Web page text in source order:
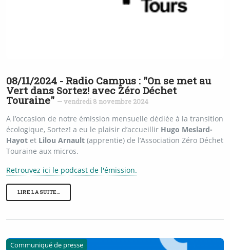
08/11/2024 - Radio Campus : "On se met au
Vert dans Sortez! avec Zéro Déchet
Touraine" — vendredi 8 novembre 2024
A l’occasion de notre émission mensuelle dédiée à la transition
écologique, Sortez! a eu le plaisir d’accueillir Hugo Meslard-
Hayot et Lilou Arnault (apprentie) de l’Association Zéro Déchet
Touraine aux micros.
Retrouvez ici le podcast de l'émission.
LIRE LA SUITE…
Communiqué de presse